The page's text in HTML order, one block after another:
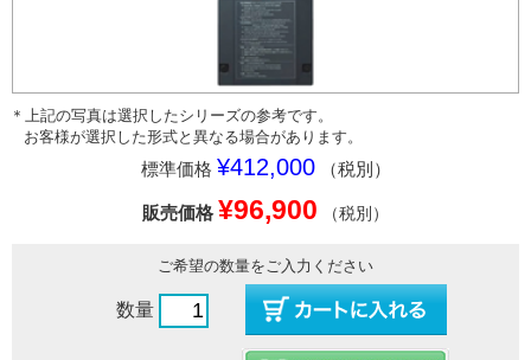
＊上記の写真は選択したシリーズの参考です。
お客様が選択した形式と異なる場合があります。
標準価格 ¥412,000 （税別）
販売価格 ¥96,900 （税別）
ご希望の数量をご入力ください
数量